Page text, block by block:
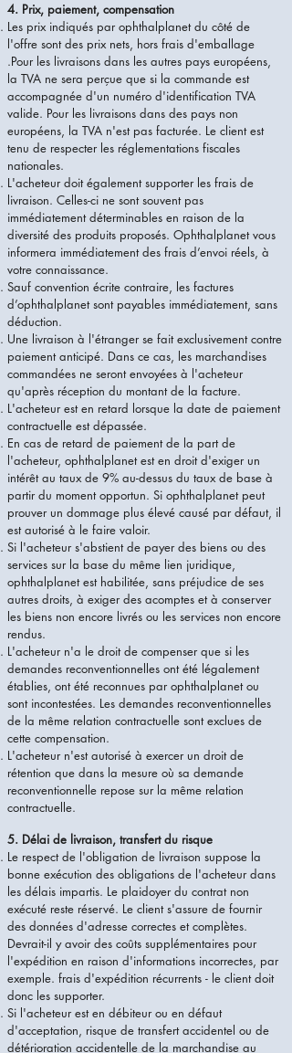
4. Prix, paiement, compensation
Les prix indiqués par ophthalplanet du côté de
l'offre sont des prix nets, hors frais d'emballage
.Pour les livraisons dans les autres pays européens,
la TVA ne sera perçue que si la commande est
accompagnée d'un numéro d'identification TVA
valide. Pour les livraisons dans des pays non
européens, la TVA n'est pas facturée. Le client est
tenu de respecter les réglementations fiscales
nationales.
L'acheteur doit également supporter les frais de
livraison. Celles-ci ne sont souvent pas
immédiatement déterminables en raison de la
diversité des produits proposés. Ophthalplanet vous
informera immédiatement des frais d’envoi réels, à
votre connaissance.
Sauf convention écrite contraire, les factures
d’ophthalplanet sont payables immédiatement, sans
déduction.
Une livraison à l'étranger se fait exclusivement contre
paiement anticipé. Dans ce cas, les marchandises
commandées ne seront envoyées à l'acheteur
qu'après réception du montant de la facture.
L'acheteur est en retard lorsque la date de paiement
contractuelle est dépassée.
En cas de retard de paiement de la part de
l'acheteur, ophthalplanet est en droit d'exiger un
intérêt au taux de 9% au-dessus du taux de base à
partir du moment opportun. Si ophthalplanet peut
prouver un dommage plus élevé causé par défaut, il
est autorisé à le faire valoir.
Si l'acheteur s'abstient de payer des biens ou des
services sur la base du même lien juridique,
ophthalplanet est habilitée, sans préjudice de ses
autres droits, à exiger des acomptes et à conserver
les biens non encore livrés ou les services non encore
rendus.
L'acheteur n'a le droit de compenser que si les
demandes reconventionnelles ont été légalement
établies, ont été reconnues par ophthalplanet ou
sont incontestées. Les demandes reconventionnelles
de la même relation contractuelle sont exclues de
cette compensation.
L'acheteur n'est autorisé à exercer un droit de
rétention que dans la mesure où sa demande
reconventionnelle repose sur la même relation
contractuelle.
5. Délai de livraison, transfert du risque​
Le respect de l'obligation de livraison suppose la
bonne exécution des obligations de l'acheteur dans
les délais impartis. Le plaidoyer du contrat non
exécuté reste réservé. Le client s'assure de fournir
des données d'adresse correctes et complètes.
Devrait-il y avoir des coûts supplémentaires pour
l'expédition en raison d'informations incorrectes, par
exemple. frais d'expédition récurrents - le client doit
donc les supporter.
Si l'acheteur est en débiteur ou en défaut
d'acceptation, risque de transfert accidentel ou de
détérioration accidentelle de la marchandise au